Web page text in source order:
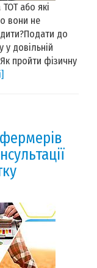
або які
вони не
до
довільній
пройти фізичну